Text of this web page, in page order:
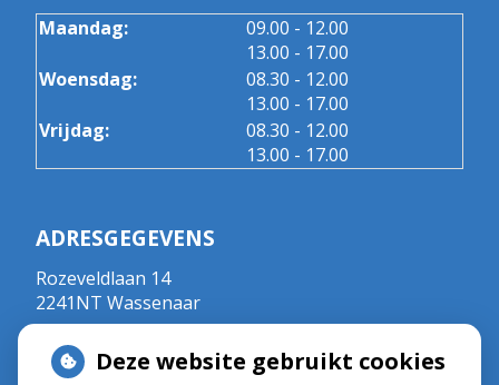
Maandag: 09.00 tot
- 12.00
13.00 tot
- 17.00
Woensdag:
08.30 tot
- 12.00
13.00 tot
- 17.00
Vrijdag:
08.30 tot
- 12.00
13.00 tot
- 17.00
ADRESGEGEVENS
Rozeveldlaan 14
2241NT Wassenaar
E-mail:
r.crul@kpnplanet.nl
Deze website gebruikt cookies